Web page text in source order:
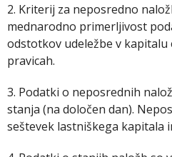
2. Kriterij za neposredno
mednarodno primerljivost
odstotkov udeležbe v
pravicah.
3. Podatki o neposrednih
stanja (na določen dan).
seštevek lastniškega kapitala